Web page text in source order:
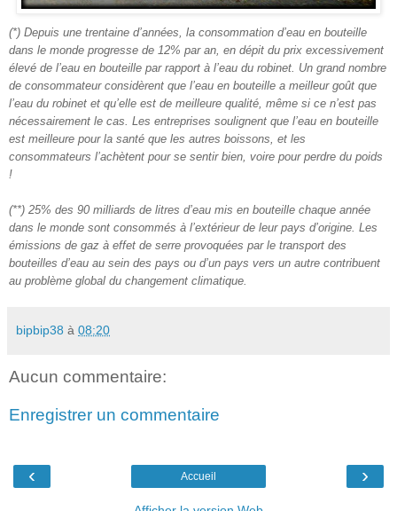
(*) Depuis une trentaine d’années, la consommation d’eau en bouteille
dans le monde progresse de 12% par an, en dépit du prix excessivement
élevé de l’eau en bouteille par rapport à l’eau du robinet. Un grand nombre
de consommateur considèrent que l’eau en bouteille a meilleur goût que
l’eau du robinet et qu’elle est de meilleure qualité, même si ce n’est pas
nécessairement le cas. Les entreprises soulignent que l’eau en bouteille
est meilleure pour la santé que les autres boissons, et les
consommateurs l’achètent pour se sentir bien, voire pour perdre du poids
!
(**) 25% des 90 milliards de litres d’eau mis en bouteille chaque année
dans le monde sont consommés à l’extérieur de leur pays d’origine. Les
émissions de gaz à effet de serre provoquées par le transport des
bouteilles d’eau au sein des pays ou d’un pays vers un autre contribuent
au problème global du changement climatique.
bipbip38 à 08:20
Aucun commentaire:
Enregistrer un commentaire
‹ ›
Accueil